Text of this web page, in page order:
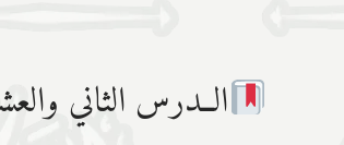
الــدرس الثاني